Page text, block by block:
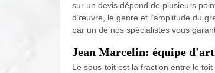
sur un devis dépend de plusieurs
d’œuvre, le genre et l’amplitude du
par un de nos spécialistes vous
Jean Marcelin: équipe
Le sous-toit est la fraction entre le